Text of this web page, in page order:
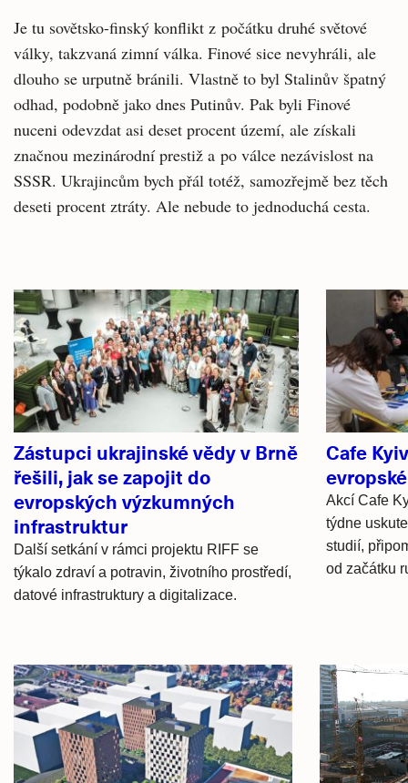
Je tu sovětsko-finský konflikt z počátku druhé světové
války, takzvaná zimní válka. Finové sice nevyhráli, ale
dlouho se urputně bránili. Vlastně to byl Stalinův špatný
odhad, podobně jako dnes Putinův. Pak byli Finové
nuceni odevzdat asi deset procent území, ale získali
značnou mezinárodní prestiž a po válce nezávislost na
SSSR. Ukrajincům bych přál totéž, samozřejmě bez těch
deseti procent ztráty. Ale nebude to jednoduchá cesta.
Související
články
Zástupci ukrajinské vědy v Brně
řešili, jak se zapojit do
evropských výzkumných
infrastruktur
Další setkání v rámci projektu RIFF se
týkalo zdraví a potravin, životního prostředí,
datové infrastruktury a digitalizace.
Cafe
Akcí Cafe
týdne
studií,
od začátku
Hlavní
novinky